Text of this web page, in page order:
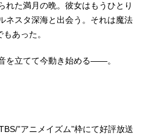
れた満月の晩。彼女はもうひとり
ネスタ深海と出会う。それは魔法
あった。
を立てて今動き始める――。
”アニメイズム”枠にて好評放送